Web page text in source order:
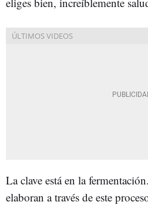
La clave está en la
elaboran a través de este